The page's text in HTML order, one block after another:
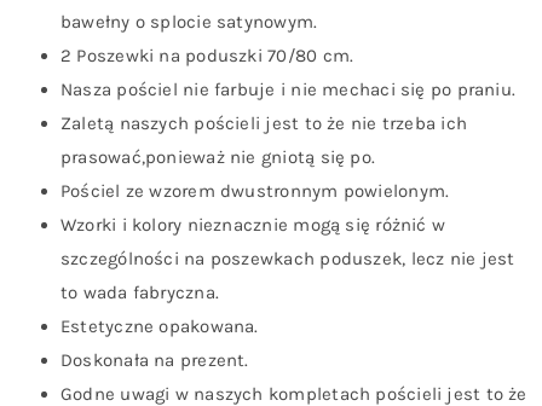
bawełny o splocie satynowym.
2 Poszewki na poduszki 70/80 cm.
Nasza pościel nie farbuje i nie mechaci się po praniu.
Zaletą naszych pościeli jest to że nie trzeba ich
prasować,ponieważ nie gniotą się po.
Pościel ze wzorem dwustronnym powielonym.
Wzorki i kolory nieznacznie mogą się różnić w
szczególności na poszewkach poduszek, lecz nie jest
to wada fabryczna.
Estetyczne opakowana.
Doskonała na prezent.
Godne uwagi w naszych kompletach pościeli jest to że